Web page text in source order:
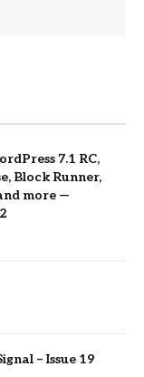
7.1 RC,
Block Runner,
more —
– Issue 19